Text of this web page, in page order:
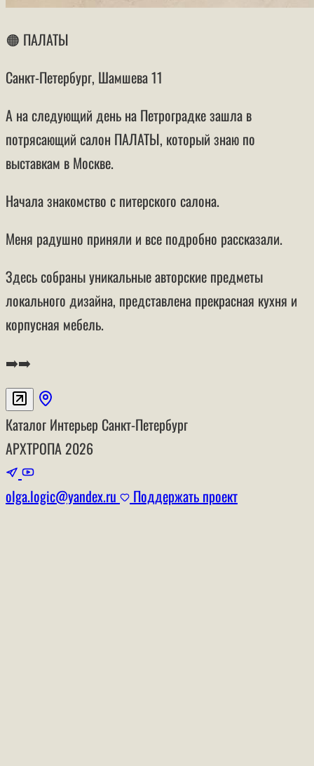
🟠 ПАЛАТЫ
Санкт-Петербург, Шамшева 11
А на следующий день на Петроградке зашла в
потрясающий салон ПАЛАТЫ, который знаю по
выставкам в Москве.
Начала знакомство с питерского салона.
Меня радушно приняли и все подробно рассказали.
Здесь собраны уникальные авторские предметы
локального дизайна, представлена прекрасная кухня и
корпусная мебель.
➡️➡️
Каталог Интерьер Санкт-Петербург
АРХТРОПА 2026
olga.logic@yandex.ru Поддержать проект